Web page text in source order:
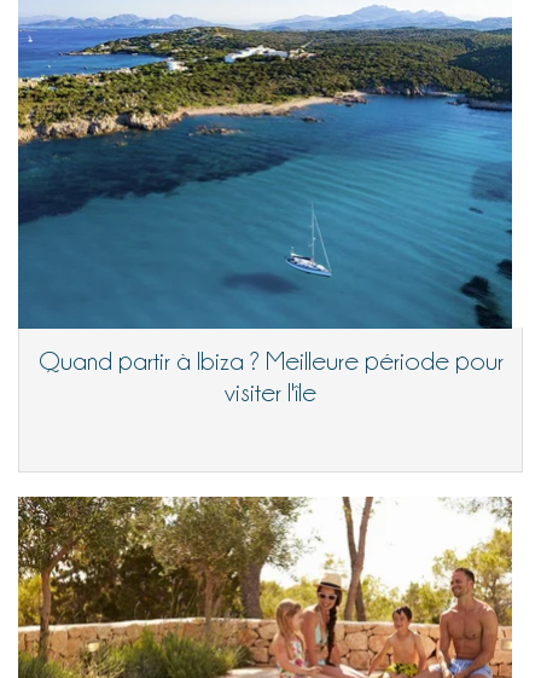
Quand partir à Ibiza ? Meilleure période pour
visiter l'île